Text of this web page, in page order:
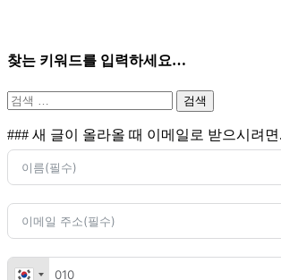
찾는 키워드를 입력하세요…
검
### 새 글이 올라올 때 이메일로 받으시려면